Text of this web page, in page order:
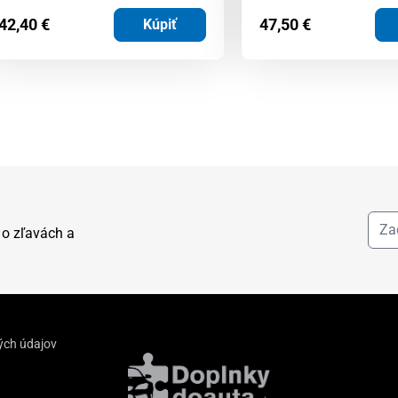
€ Kúpiť 47,50€
zľavách a
údajov